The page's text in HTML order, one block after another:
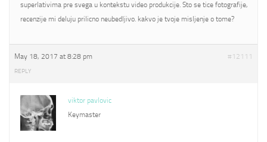
superlativima pre svega u kontekstu video produkcije. Sto se tice fotografije,
recenzije mi deluju prilicno neubedljivo. kakvo je tvoje misljenje o tome?
May 18, 2017 at 8:28 pm #12111
REPLY
viktor pavlovic
Keymaster